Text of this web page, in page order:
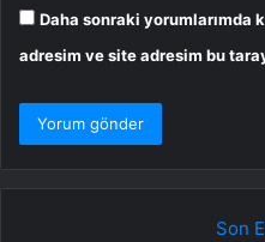
Daha sonraki yorumlarımda
adresim ve site adresim bu
Son